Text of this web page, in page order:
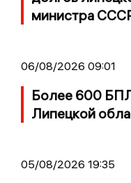
министра
06/08/2026 09:01
Более 600
Липецкой
05/08/2026 19:35